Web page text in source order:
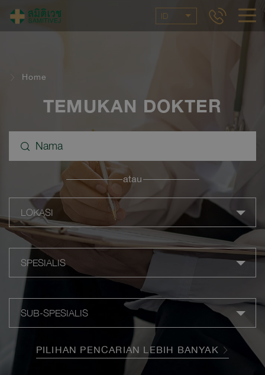
ID
Home
TEMUKAN DOKTER
atau
LOKASI
SPESIALIS
SUB-SPESIALIS
PILIHAN PENCARIAN LEBIH BANYAK